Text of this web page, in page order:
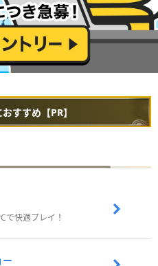
すすめ【PR】
で快適プレイ！
ー